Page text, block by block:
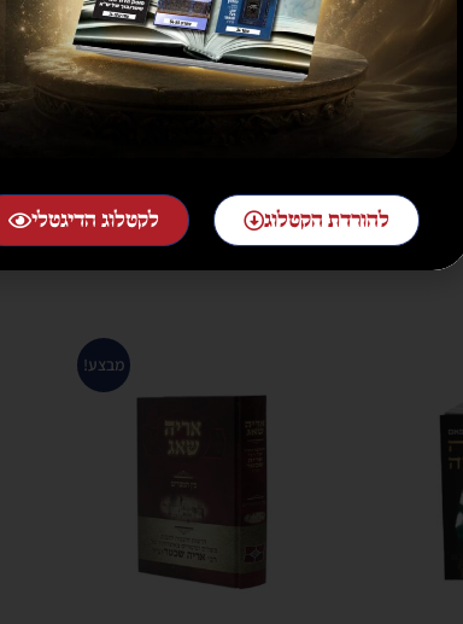
קינות לט' באב נחמו עמי
הוספה לסל
מבצע!
להורדת הקטלוג לקטלוג הדיגטלי